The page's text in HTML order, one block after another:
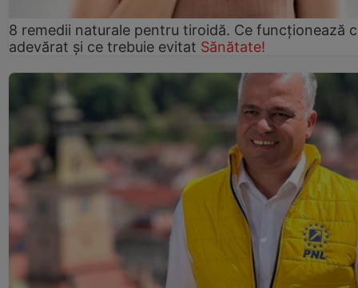
8 remedii naturale pentru tiroidă. Ce funcționează
adevărat și ce trebuie evitat Sănătate!